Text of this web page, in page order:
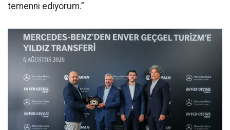
temenni ediyorum.”